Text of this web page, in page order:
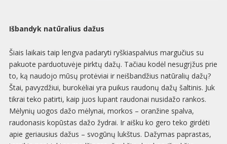
Išbandyk natūralius dažus
Šiais laikais taip lengva padaryti ryškiaspalvius margučius su
pakuote parduotuvėje pirktų dažų. Tačiau kodėl nesugrįžus prie
to, ką naudojo mūsų protėviai ir neišbandžius natūralių dažų?
Štai, pavyzdžiui, burokėliai yra puikus raudonų dažų šaltinis. Juk
tikrai teko patirti, kaip juos lupant raudonai nusidažo rankos.
Mėlynių uogos dažo mėlynai, morkos – oranžine spalva,
raudonasis kopūstas dažo žydrai. Ir aišku ko gero teko girdėti
apie geriausius dažus – svogūnų lukštus. Dažymas paprastas,